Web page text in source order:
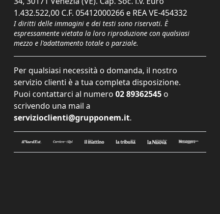
1.432.522,00 C.F. 05412000266 e REA VE-454332
I diritti delle immagini e dei testi sono riservati. È
espressamente vietata la loro riproduzione con qualsiasi
mezzo e l'adattamento totale o parziale.
Per qualsiasi necessità o domanda, il nostro
servizio clienti è a tua completa disposizione.
Puoi contattarci al numero 02 89362545 o
scrivendo una mail a
servizioclienti@grupponem.it.